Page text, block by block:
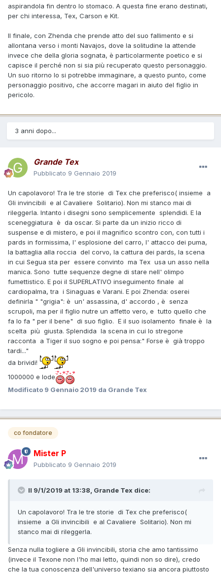
aspirandola fin dentro lo stomaco. A questa fine erano destinati,
per chi interessa, Tex, Carson e Kit.
Il finale, con Zhenda che prende atto del suo fallimento e si
allontana verso i monti Navajos, dove la solitudine la attende
invece che della gloria sognata, è particolarmente poetico e si
capisce il perché non si sia più recuperato questo personaggio.
Un suo ritorno lo si potrebbe immaginare, a questo punto, come
personaggio positivo, che accorre magari in aiuto del figlio in
pericolo.
3 anni dopo...
Grande Tex
Pubblicato 9 Gennaio 2019
Un capolavoro! Tra le tre storie di Tex che preferisco( insieme a
Gli invincibili e al Cavaliere Solitario). Non mi stanco mai di
rileggerla. Intanto i disegni sono semplicemente splendidi. E la
sceneggiatura è da oscar. Si parte da un inizio ricco di
suspense e di mistero, e poi il magnifico scontro con, con tutti i
pards in formissima, l' esplosione del carro, l' attacco dei puma,
la battaglia alla roccia del corvo, la cattura dei pards, la scena
in cui Segua sta per essere convinto ma Tex usa un asso nella
manica. Sono tutte sequenze degne di stare nell' olimpo
fumettistico. E poi il SUPERLATIVO inseguimento finale al
cardiopalma, tra i Sinaguas e Varani. E poi Zhenda: oserei
definirla " "grigia": è un' assassina, d' accordo , è senza
scrupoli, ma per il figlio nutre un affetto vero, e tutto quello che
fa lo fa " per il bene" di suo figlio. E il suo isolamento finale è la
scelta più giusta. Splendida la scena in cui lo stregone
racconta a Tiger il suo sogno e poi pensa:" Forse è già troppo
tardi..."
da brividi!
1000000 e lode
Modificato 9 Gennaio 2019 da Grande Tex
co fondatore
Mister P
Pubblicato 9 Gennaio 2019
Il 9/1/2019 at 13:38, Grande Tex dice:
Un capolavoro! Tra le tre storie di Tex che preferisco(
insieme a Gli invincibili e al Cavaliere Solitario). Non mi
stanco mai di rileggerla.
Senza nulla togliere a Gli invincibili, storia che amo tantissimo
(invece il Texone non l'ho mai letto, quindi non so dire), credo
che la tua conoscenza dell'universo texiano sia ancora piuttosto